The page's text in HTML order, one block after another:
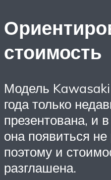
стоимость
Модель
года только
презентована, и
она появиться
поэтому и
разглашена.